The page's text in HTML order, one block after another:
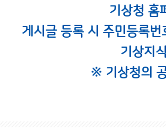
기상청 홈
게시글 등록 시 주민등록
기상지
※ 기상청의